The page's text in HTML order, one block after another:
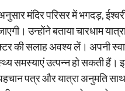
अनुसार मंदिर परिसर में भगदड़,
उन्होंने बताया चारधाम
की सलाह अवश्य लें। अपनी
समस्याएं उत्पन्न हो सकती
पत्र और यात्रा अनुमति साथ